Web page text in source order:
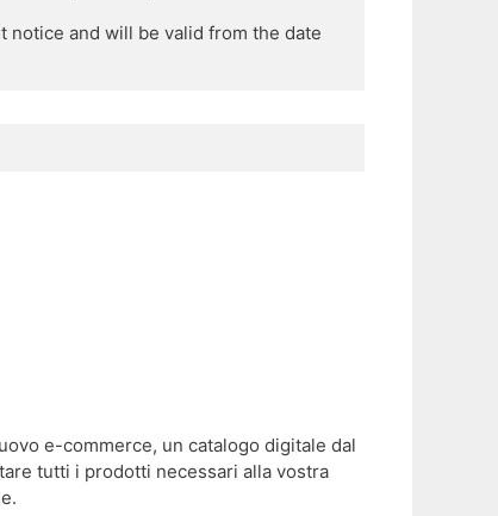
and will be valid from the date
e-commerce, un catalogo digitale dal
tutti i prodotti necessari alla vostra